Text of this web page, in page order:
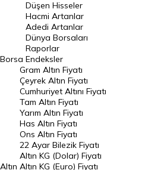
Hacmi Artanlar
Geçmiş Kapanışlar
Dünya Borsaları
Raporlar
Endeksler
DÖVİZ
Döviz Kuru
Dolar Kuru
Borsa
Düşen Hisseler
Hacmi Artanlar
Adedi Artanlar
Dünya Borsaları
Raporlar
Endeksler
Altın
Gram Altın Fiyatı
Çeyrek Altın Fiyatı
Cumhuriyet Altını Fiyatı
Tam Altın Fiyatı
Yarım Altın Fiyatı
Has Altın Fiyatı
Ons Altın Fiyatı
22 Ayar Bilezik Fiyatı
Altın KG (Dolar) Fiyatı
Altın KG (Euro) Fiyatı